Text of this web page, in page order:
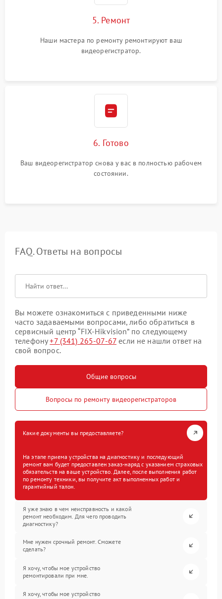
5. Ремонт
Наши мастера по ремонту ремонтируют ваш
видеорегистратор.
6. Готово
Ваш видеорегистратор снова у вас в полностью рабочем
состоянии.
FAQ. Ответы на вопросы
Вы можете ознакомиться с приведенными ниже
часто задаваемыми вопросами, либо обратиться в
сервисный центр “FIX-Hikvision” по следующему
телефону+7 (341) 265-07-67 если не нашли ответ на
свой вопрос.
Общие вопросы
Вопросы по ремонту видеорегистраторов
Какие документы вы предоставляете?
На этапе приема устройства на диагностику и последующий
ремонт вам будет предоставлен заказ-наряд с указанием страховых
обязательств на ваше устройство. Далее, после выполнения работ
по ремонту техники, вы получите акт выполненных работ и
гарантийный талон.
Я уже знаю в чем неисправность и какой
ремонт необходим. Для чего проводить
диагностику?
Мне нужен срочный ремонт. Сможете
сделать?
Я хочу, чтобы мое устройство
ремонтировали при мне.
Я хочу, чтобы мое устройство